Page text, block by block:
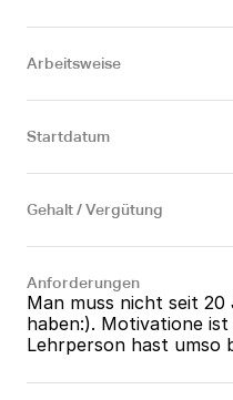
Arbeitsweise
Startdatum
Gehalt / Vergütung
Anforderungen
Man muss nicht seit 20
haben:). Motivatione
Lehrperson hast umso